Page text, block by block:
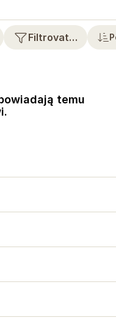
Filtrovat…
temu